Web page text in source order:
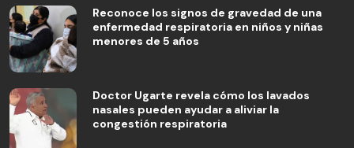
Reconoce los signos de gravedad de una
enfermedad respiratoria en niños y niñas
menores de 5 años
Doctor Ugarte revela cómo los lavados
nasales pueden ayudar a aliviar la
congestión respiratoria